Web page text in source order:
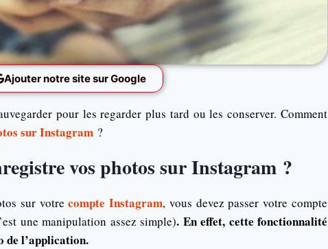
Ajouter notre site sur Google
pour les regarder plus tard ou les conserver. Comment
sur Instagram ?
vos photos sur Instagram ?
sur votrecompte Instagram, vous devez passer votre compte
une manipulation assez simple). En effet, cette fonctionnalité
de l’application.